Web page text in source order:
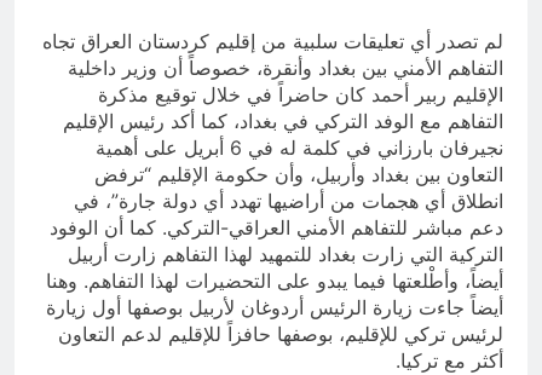
لم تصدر أي تعليقات سلبية من إقليم كردستان العراق تجاه
التفاهم الأمني بين بغداد وأنقرة، خصوصاً أن وزير داخلية
الإقليم ربير أحمد كان حاضراً في خلال توقيع مذكرة
التفاهم مع الوفد التركي في بغداد، كما أكد رئيس الإقليم
نجيرفان بارزاني في كلمة له في 6 أبريل على أهمية
التعاون بين بغداد وأربيل، وأن حكومة الإقليم “ترفض
انطلاق أي هجمات من أراضيها تهدد أي دولة جارة”، في
دعم مباشر للتفاهم الأمني العراقي-التركي. كما أن الوفود
التركية التي زارت بغداد للتمهيد لهذا التفاهم زارت أربيل
أيضاً، وأطْلعتها فيما يبدو على التحضيرات لهذا التفاهم. وهنا
أيضاً جاءت زيارة الرئيس أردوغان لأربيل بوصفها أول زيارة
لرئيس تركي للإقليم، بوصفها حافزاً للإقليم لدعم التعاون
أكثر مع تركيا.